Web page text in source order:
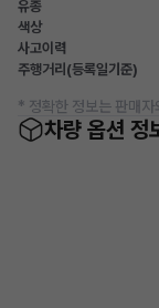
유종
색상
사고이력
주행거리(등록일기준)
* 정확한 정보는 판매
차량 옵션 정